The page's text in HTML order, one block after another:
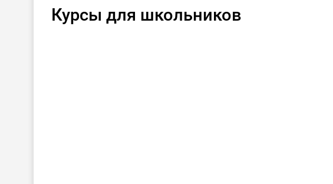
Курсы для школьников